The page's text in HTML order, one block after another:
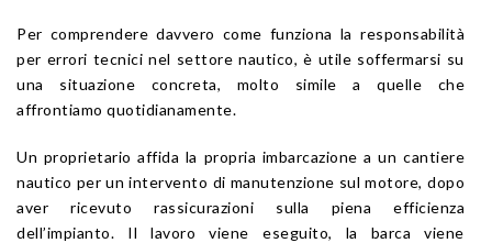
Per comprendere davvero come funziona la responsabilità
per errori tecnici nel settore nautico, è utile soffermarsi su
una situazione concreta, molto simile a quelle che
affrontiamo quotidianamente.
Un proprietario affida la propria imbarcazione a un cantiere
nautico per un intervento di manutenzione sul motore, dopo
aver ricevuto rassicurazioni sulla piena efficienza
dell’impianto. Il lavoro viene eseguito, la barca viene